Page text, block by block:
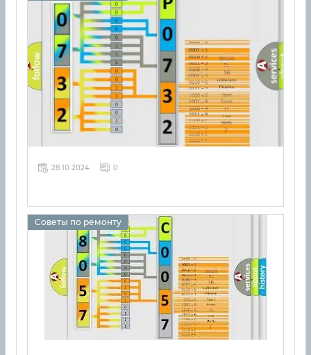
28 10 2024 0
Советы по ремонту